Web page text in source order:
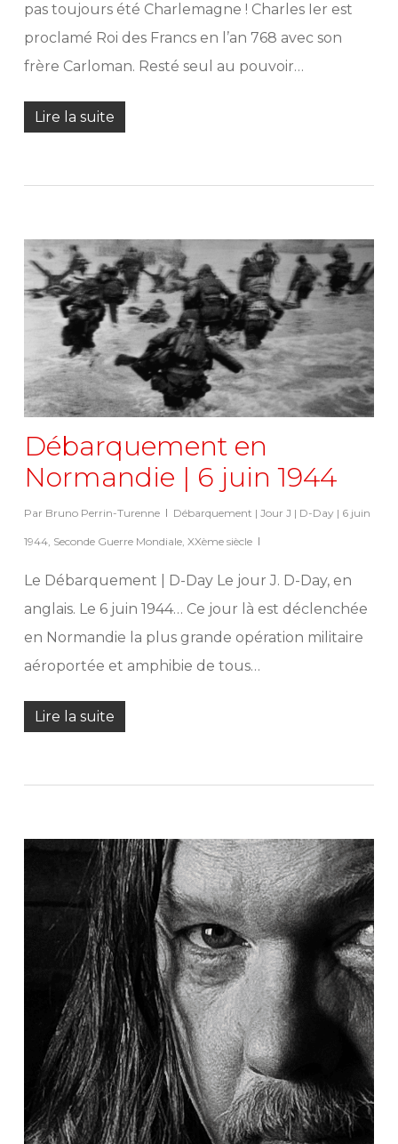
pas toujours été Charlemagne ! Charles Ier est
proclamé Roi des Francs en l’an 768 avec son
frère Carloman. Resté seul au pouvoir…
Lire la suite
Débarquement en
Normandie | 6 juin 1944
Par Bruno Perrin-Turenne Débarquement | Jour J | D-Day | 6 juin
1944, Seconde Guerre Mondiale, XXème siècle
Le Débarquement | D-Day Le jour J. D-Day, en
anglais. Le 6 juin 1944… Ce jour là est déclenchée
en Normandie la plus grande opération militaire
aéroportée et amphibie de tous…
Lire la suite